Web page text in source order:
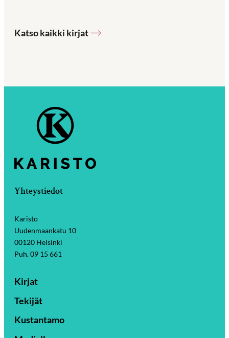
Katso kaikki kirjat
Yhteystiedot
Karisto
Uudenmaankatu 10
00120 Helsinki
Puh. 09 15 661
Kirjat
Tekijät
Kustantamo